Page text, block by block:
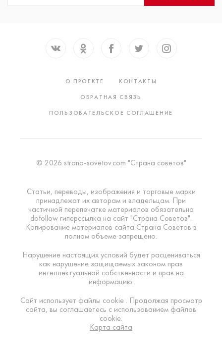
О ПРОЕКТЕ
КОНТАКТЫ
ОБРАТНАЯ СВЯЗЬ
ПОЛЬЗОВАТЕЛЬСКОЕ СОГЛАШЕНИЕ
© 2026 strana-sovetov.com "Страна советов"
Статьи, переводы, изображения и торговые марки
принадлежат их авторам и владельцам. При
частичной перепечатке материалов обязательна
dofollow гиперссылка на сайт "Страна Советов".
Копирование материалов сайта Страна Советов в
полном объеме запрещено.
Нарушение настоящих условий будет расцениваться
как нарушение защищаемых законом прав
интеллектуальной собственности и прав на
информацию.
Сайт использует файлы cookie . Продолжая просмотр
сайта, вы соглашаетесь с использованием файлов
cookie.
Карта сайта